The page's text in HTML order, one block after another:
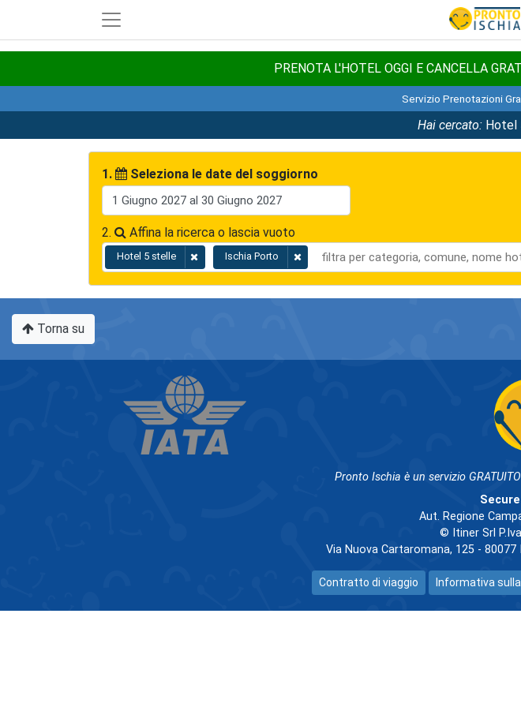
PRENOTA L'HOTEL OGGI E CANCELLA
Servizio Prenotazioni
Hai cercato: Hotel
1. Seleziona le date del soggiorno
2. Affina la ricerca o lascia vuoto
Hotel 5 stelle Ischia Porto
Torna su
Pronto Ischia è un servizio
Secure
Aut. Regione
© Itiner Srl
Via Nuova Cartaromana, 125 -
Contratto di viaggio Informativa